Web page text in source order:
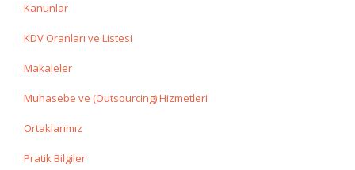
Kanunlar
KDV Oranları ve Listesi
Makaleler
Muhasebe ve (Outsourcing) Hizmetleri
Ortaklarımız
Pratik Bilgiler